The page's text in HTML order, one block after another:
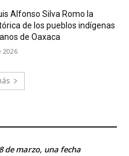
Alfonso Silva Romo la
de los pueblos indígenas
de Oaxaca
2026
de marzo, una fecha